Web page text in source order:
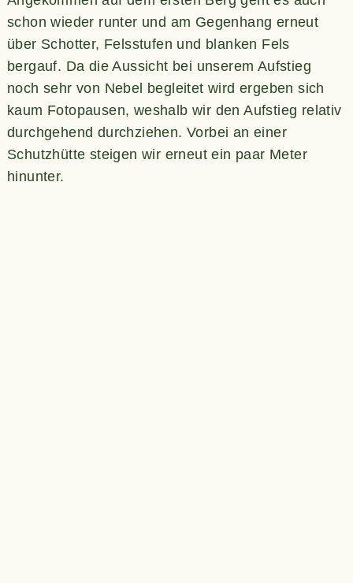
schon wieder runter und am Gegenhang erneut
über Schotter, Felsstufen und blanken Fels
bergauf. Da die Aussicht bei unserem Aufstieg
noch sehr von Nebel begleitet wird ergeben sich
kaum Fotopausen, weshalb wir den Aufstieg relativ
durchgehend durchziehen. Vorbei an einer
Schutzhütte steigen wir erneut ein paar Meter
hinunter.